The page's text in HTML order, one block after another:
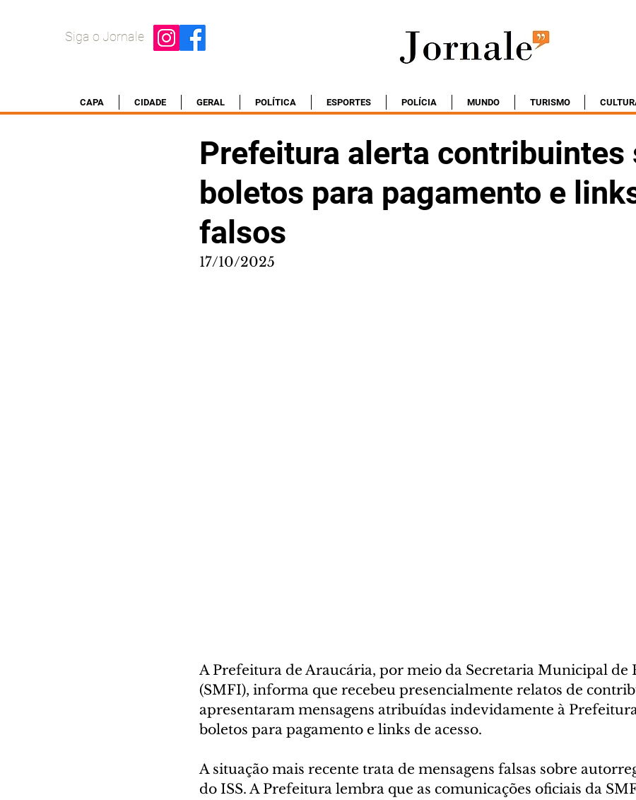
Siga o Jornale
CAPA CIDADE GERAL POLÍTICA ESPORTES POLÍCIA MUNDO TURISMO
Prefeitura alerta contribuintes
boletos para pagamento e
falsos
17/10/2025
A Prefeitura de Araucária, por meio da Secretaria Municipal de
(SMFI), informa que recebeu presencialmente relatos de
apresentaram mensagens atribuídas indevidamente à
boletos para pagamento e links de acesso.
A situação mais recente trata de mensagens falsas sobre
do ISS. A Prefeitura lembra que as comunicações oficiais da